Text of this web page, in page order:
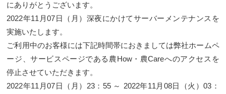
にありがとうございます。
2022年11月07日（月）深夜にかけてサーバーメンテナンスを
実施いたします。
ご利用中のお客様には下記時間帯におきましては弊社ホームペ
ージ、サービスページである農How・農Careへのアクセスを
停止させていただきます。
2022年11月07日（月）23：55 ～ 2022年11月08日（火）03：